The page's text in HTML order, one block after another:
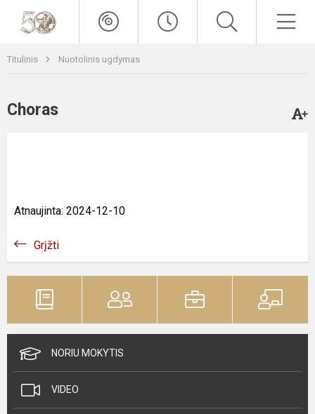
Titulinis Nuotolinis ugdymas
Choras
Atnaujinta: 2024-12-10
Grįžti
NORIU MOKYTIS
VIDEO